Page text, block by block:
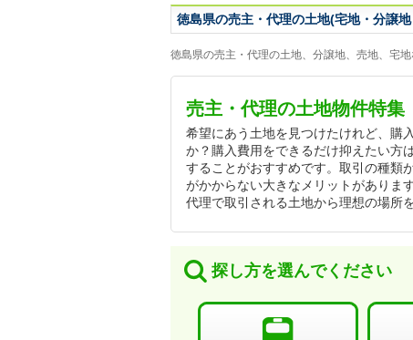
徳島県の売主・代理の土地(宅地・分譲
徳島県の売主・代理の土地、分譲地、売地、宅
売主・代理の土地物件特集
希望にあう土地を見つけたけれど、購
か？購入費用をできるだけ抑えたい方
することがおすすめです。取引の種類
がかからない大きなメリットがありま
代理で取引される土地から理想の場所
探し方を選んでください